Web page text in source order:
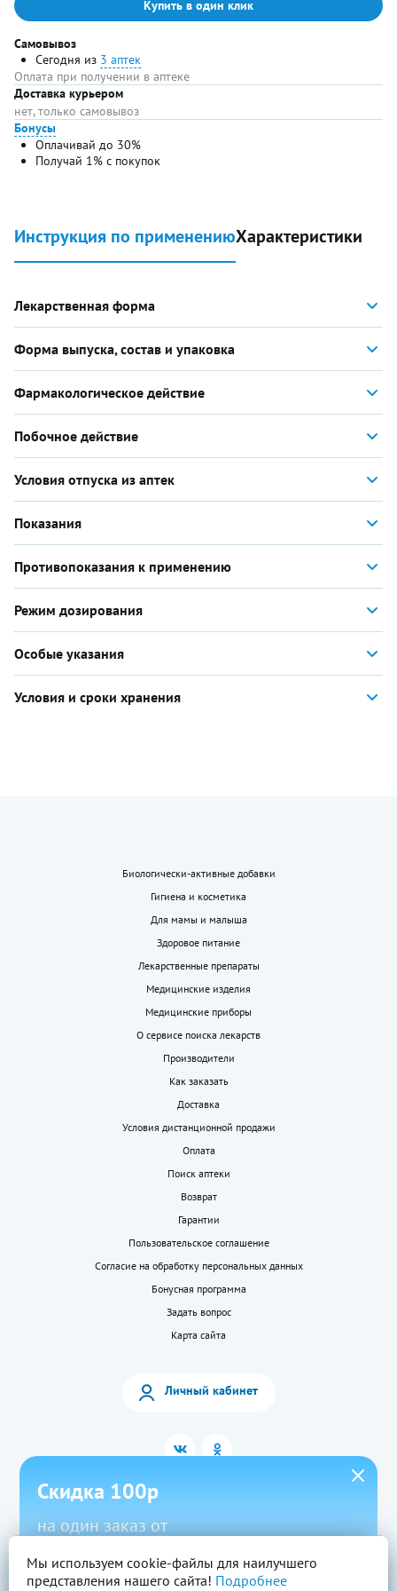
Купить в один клик
Самовывоз
Сегодня из 3 аптек
Оплата при получении в аптеке
Доставка курьером
нет, только самовывоз
Бонусы
Оплачивай до 30%
Получай 1% с покупок
Инструкция по применениюХарактеристики
Лекарственная форма
Форма выпуска, состав и упаковка
Фармакологическое действие
Побочное действие
Условия отпуска из аптек
Показания
Противопоказания к применению
Режим дозирования
Особые указания
Условия и сроки хранения
Биологически-активные добавки
Гигиена и косметика
Для мамы и малыша
Здоровое питание
Лекарственные препараты
Медицинские изделия
Медицинские приборы
О сервисе поиска лекарств
Производители
Как заказать
Доставка
Условия дистанционной продажи
Оплата
Поиск аптеки
Возврат
Гарантии
Пользовательское соглашение
Согласие на обработку персональных данных
Бонусная программа
Задать вопрос
Карта сайта
Личный кабинет
2026 © «LEKkupi»
Все права защищены.
Вся информация на сайте — собственность ООО «Моя аптека». Публикация с
Мы используем cookie-файлы для наилучшего
представления нашего сайта! Подробнее
Скидка 100р
на один заказ от